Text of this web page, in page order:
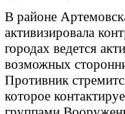
В районе
активизировала
городах ведется
возможных
Противник
которое